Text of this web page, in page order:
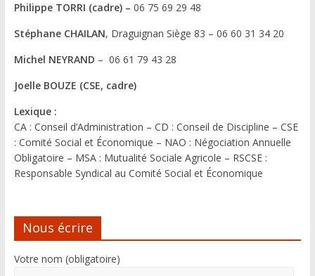
Philippe TORRI (cadre) – 06 75 69 29 48
Stéphane CHAILAN, Draguignan Siège 83 – 06 60 31 34 20
Michel NEYRAND – 06 61 79 43 28
Joelle BOUZE (CSE, cadre)
Lexique :
CA : Conseil d’Administration – CD : Conseil de Discipline – CSE
: Comité Social et Économique – NAO : Négociation Annuelle
Obligatoire – MSA : Mutualité Sociale Agricole – RSCSE :
Responsable Syndical au Comité Social et Économique
Nous écrire
Votre nom (obligatoire)